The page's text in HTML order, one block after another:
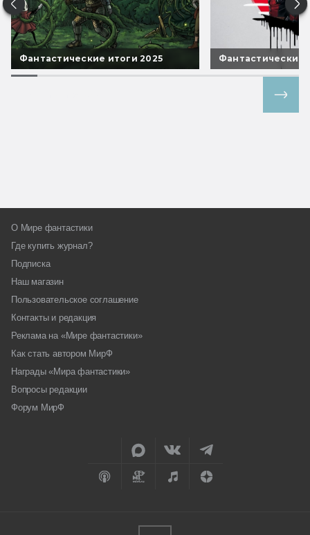
Фантастические итоги 2025 Фантастические
О Мире фантастики
Где купить журнал?
Подписка
Наш магазин
Пользовательское соглашение
Контакты и редакция
Реклама на «Мире фантастики»
Как стать автором МирФ
Награды «Мира фантастики»
Вопросы редакции
Форум МирФ